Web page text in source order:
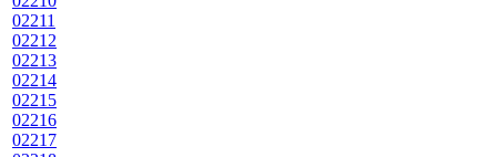
02211
02212
02213
02214
02215
02216
02217